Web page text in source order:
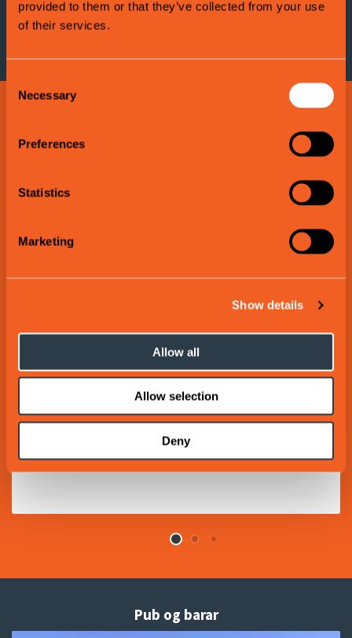
provided to them or that they’ve collected from your use
of their services.
Consent
Selection
Necessary
Preferences
Statistics
Marketing
Show details
Allow all
Allow selection
Deny
Read
Cafe
Cafe Stationen
Ein særprega kafé med god stemning året rundt.
Pub og barar